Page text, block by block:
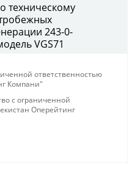
техническому
243-0-
VGS71
ответственностью
Компани"
с ограниченной
Оперейтинг